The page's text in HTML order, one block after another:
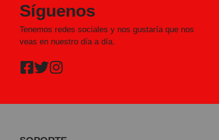
Síguenos
Tenemos redes sociales y nos gustaría que nos
veas en nuestro día a día.